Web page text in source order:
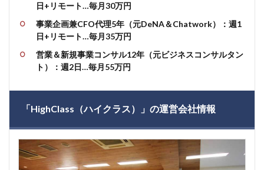
日+リモート…毎月30万円
事業企画兼CFO代理5年（元DeNA＆Chatwork）：週1
日+リモート…毎月35万円
営業＆新規事業コンサル12年（元ビジネスコンサルタン
ト）：週2日…毎月55万円
「HighClass（ハイクラス）」の運営会社情報